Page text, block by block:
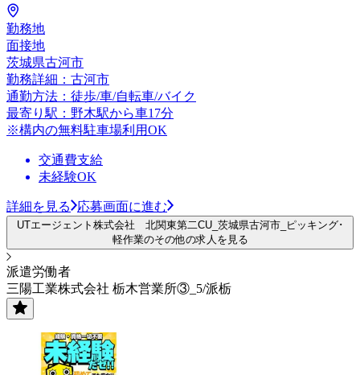
勤務地
面接地
茨城県古河市
勤務詳細：古河市
通勤方法：徒歩/車/自転車/バイク
最寄り駅：野木駅から車17分
※構内の無料駐車場利用OK
交通費支給
未経験OK
詳細を見る 応募画面に進む
UTエージェント株式会社 北関東第二CU_茨城県古河市_ピッキング･
軽作業のその他の求人を見る
派遣労働者
三陽工業株式会社 栃木営業所③_5/派栃